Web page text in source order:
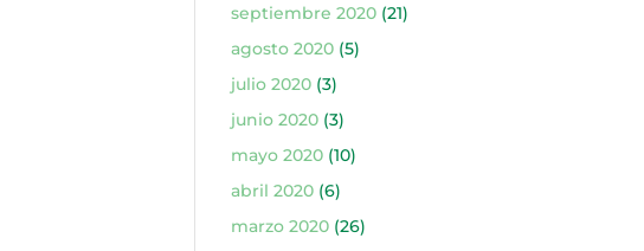
septiembre 2020(21)
agosto 2020(5)
julio 2020(3)
junio 2020(3)
mayo 2020(10)
abril 2020(6)
marzo 2020(26)